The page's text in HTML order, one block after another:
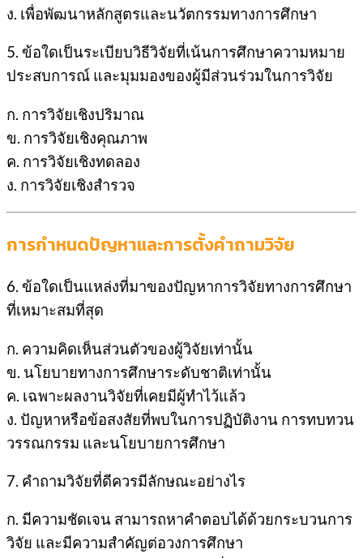
ง. เพื่อพัฒนาหลักสูตรและนวัตกรรมทางการศึกษา
5. ข้อใดเป็นระเบียบวิธีวิจัยที่เน้นการศึกษาความหมาย
ประสบการณ์ และมุมมองของผู้มีส่วนร่วมในการวิจัย
ก. การวิจัยเชิงปริมาณ
ข. การวิจัยเชิงคุณภาพ
ค. การวิจัยเชิงทดลอง
ง. การวิจัยเชิงสำรวจ
การกำหนดปัญหาและการตั้งคำถามวิจัย
6. ข้อใดเป็นแหล่งที่มาของปัญหาการวิจัยทางการศึกษา
ที่เหมาะสมที่สุด
ก. ความคิดเห็นส่วนตัวของผู้วิจัยเท่านั้น
ข. นโยบายทางการศึกษาระดับชาติเท่านั้น
ค. เฉพาะผลงานวิจัยที่เคยมีผู้ทำไว้แล้ว
ง. ปัญหาหรือข้อสงสัยที่พบในการปฏิบัติงาน การทบทวน
วรรณกรรม และนโยบายการศึกษา
7. คำถามวิจัยที่ดีควรมีลักษณะอย่างไร
ก. มีความชัดเจน สามารถหาคำตอบได้ด้วยกระบวนการ
วิจัย และมีความสำคัญต่อวงการศึกษา